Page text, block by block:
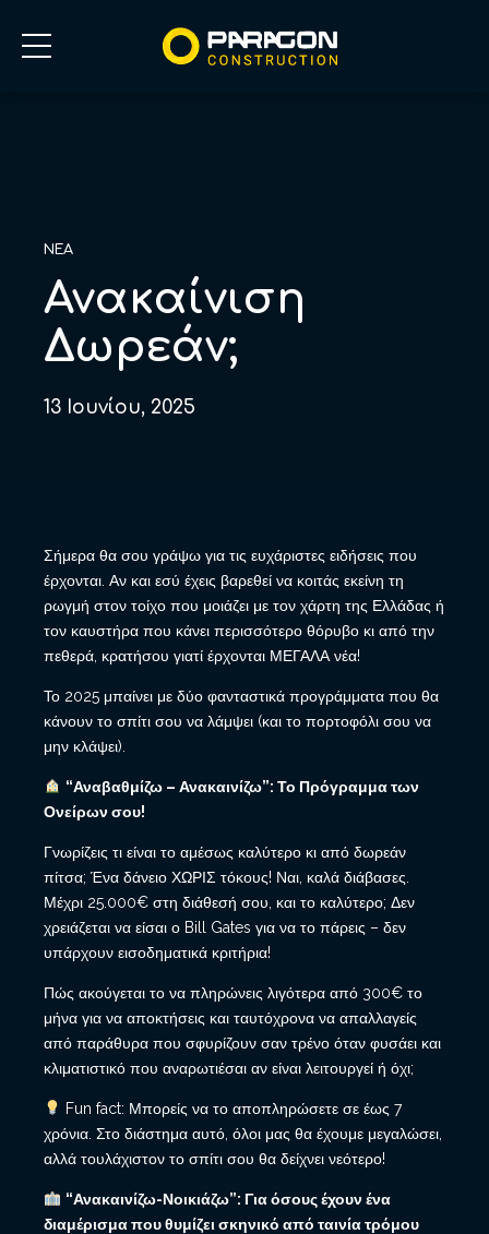
ΝΕΑ
Ανακαίνιση
Δωρεάν;
13 Ιουνίου, 2025
Σήμερα θα σου γράψω για τις ευχάριστες ειδήσεις που
έρχονται. Αν και εσύ έχεις βαρεθεί να κοιτάς εκείνη τη
ρωγμή στον τοίχο που μοιάζει με τον χάρτη της Ελλάδας ή
τον καυστήρα που κάνει περισσότερο θόρυβο κι από την
πεθερά, κρατήσου γιατί έρχονται ΜΕΓΑΛΑ νέα!
Το 2025 μπαίνει με δύο φανταστικά προγράμματα που θα
κάνουν το σπίτι σου να λάμψει (και το πορτοφόλι σου να
μην κλάψει).
“Αναβαθμίζω – Ανακαινίζω”: Το Πρόγραμμα των
Ονείρων σου!
Γνωρίζεις τι είναι το αμέσως καλύτερο κι από δωρεάν
πίτσα; Ένα δάνειο ΧΩΡΙΣ τόκους! Ναι, καλά διάβασες.
Μέχρι 25.000€ στη διάθεσή σου, και το καλύτερο; Δεν
χρειάζεται να είσαι ο Bill Gates για να το πάρεις – δεν
υπάρχουν εισοδηματικά κριτήρια!
Πώς ακούγεται το να πληρώνεις λιγότερα από 300€ το
μήνα για να αποκτήσεις και ταυτόχρονα να απαλλαγείς
από παράθυρα που σφυρίζουν σαν τρένο όταν φυσάει και
κλιματιστικό που αναρωτιέσαι αν είναι λειτουργεί ή όχι;
Fun fact: Μπορείς να το αποπληρώσετε σε έως 7
χρόνια. Στο διάστημα αυτό, όλοι μας θα έχουμε μεγαλώσει,
αλλά τουλάχιστον το σπίτι σου θα δείχνει νεότερο!
“Ανακαινίζω-Νοικιάζω”: Για όσους έχουν ένα
διαμέρισμα που θυμίζει σκηνικό από ταινία τρόμου